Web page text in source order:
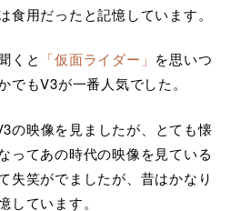
食用だったと記憶しています。
くと 「仮面ライダー」 を思いつ
でもV3が一番人気でした。
の映像を見ましたが、とても懐
ってあの時代の映像を見ている
失笑がでましたが、昔はかなり
しています。